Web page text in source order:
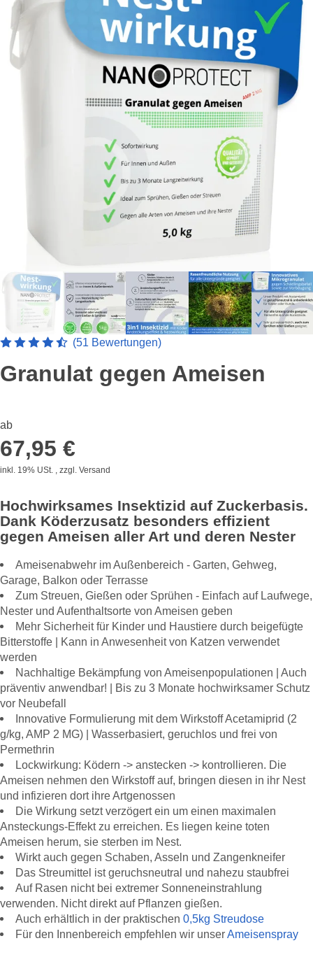
Artikelbewertung: 4.7450980392157 von 5 Sterne
(51 Bewertungen)
Granulat gegen Ameisen
ab
67,95 €
inkl. 19% USt. , zzgl. Versand
Hochwirksames Insektizid auf Zuckerbasis.
Dank Köderzusatz besonders effizient
gegen Ameisen aller Art und deren Nester
Ameisenabwehr im Außenbereich - Garten, Gehweg,
Garage, Balkon oder Terrasse
Zum Streuen, Gießen oder Sprühen - Einfach auf Laufwege,
Nester und Aufenthaltsorte von Ameisen geben
Mehr Sicherheit für Kinder und Haustiere durch beigefügte
Bitterstoffe | Kann in Anwesenheit von Katzen verwendet
werden
Nachhaltige Bekämpfung von Ameisenpopulationen | Auch
präventiv anwendbar! | Bis zu 3 Monate hochwirksamer Schutz
vor Neubefall
Innovative Formulierung mit dem Wirkstoff Acetamiprid (2
g/kg, AMP 2 MG) | Wasserbasiert, geruchlos und frei von
Permethrin
Lockwirkung: Ködern -> anstecken -> kontrollieren. Die
Ameisen nehmen den Wirkstoff auf, bringen diesen in ihr Nest
und infizieren dort ihre Artgenossen
Die Wirkung setzt verzögert ein um einen maximalen
Ansteckungs-Effekt zu erreichen. Es liegen keine toten
Ameisen herum, sie sterben im Nest.
Wirkt auch gegen Schaben, Asseln und Zangenkneifer
Das Streumittel ist geruchsneutral und nahezu staubfrei
Auf Rasen nicht bei extremer Sonneneinstrahlung
verwenden. Nicht direkt auf Pflanzen gießen.
Auch erhältlich in der praktischen 0,5kg Streudose
Für den Innenbereich empfehlen wir unser Ameisenspray